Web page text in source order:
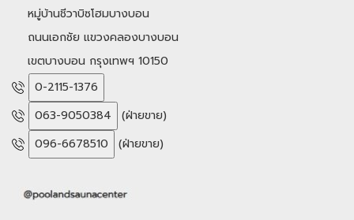
หมู่บ้านชีวาบิซโฮมบางบอน
ถนนเอกชัย แขวงคลองบางบอน
เขตบางบอน กรุงเทพฯ 10150
0-2115-1376
063-9050384
(ฝ่ายขาย)
096-6678510
(ฝ่ายขาย)